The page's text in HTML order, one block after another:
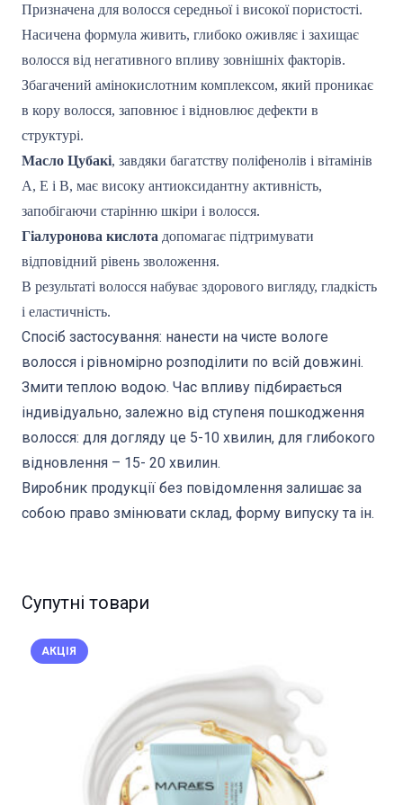
Призначена для волосся середньої і високої пористості.
Насичена формула живить, глибоко оживляє і захищає
волосся від негативного впливу зовнішніх факторів.
Збагачений амінокислотним комплексом, який проникає
в кору волосся, заповнює і відновлює дефекти в
структурі.
Масло Цубакі, завдяки багатству поліфенолів і вітамінів
А, Е і В, має високу антиоксидантну активність,
запобігаючи старінню шкіри і волосся.
Гіалуронова кислота допомагає підтримувати
відповідний рівень зволоження.
В результаті волосся набуває здорового вигляду, гладкість
і еластичність.
Спосіб застосування: нанести на чисте вологе
волосся і рівномірно розподілити по всій довжині.
Змити теплою водою. Час впливу підбирається
індивідуально, залежно від ступеня пошкодження
волосся: для догляду це 5-10 хвилин, для глибокого
відновлення – 15- 20 хвилин.
Виробник продукції без повідомлення залишає за
собою право змінювати склад, форму випуску та ін.
Супутні товари
АКЦІЯ